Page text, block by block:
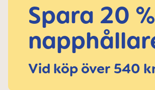
Spara 20
Vid köp över 540